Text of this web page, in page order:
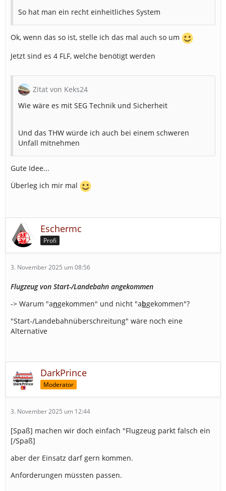
So hat man ein recht einheitliches System
Ok, wenn das so ist, stelle ich das mal auch so um
Jetzt sind es 4 FLF, welche benötigt werden
Zitat von Keks24
Wie wäre es mit SEG Technik und Sicherheit
Und das THW würde ich auch bei einem schweren
Unfall mitnehmen
Gute Idee...
Überleg ich mir mal
Eschermc
Profi
3. November 2025 um 08:56
Flugzeug von Start-/Landebahn angekommen
-> Warum "angekommen" und nicht "abgekommen"?
"Start-/Landebahnüberschreitung" wäre noch eine
Alternative
DarkPrince
Moderator
3. November 2025 um 12:44
[Spaß] machen wir doch einfach "Flugzeug parkt falsch ein
[/Spaß]
aber der Einsatz darf gern kommen.
Anforderungen müssten passen.